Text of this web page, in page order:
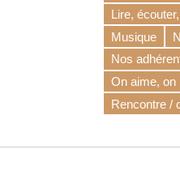
Lire,
Musique
Nos
On aime, on
Rencontre /